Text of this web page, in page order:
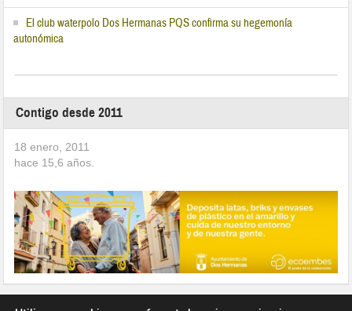
El club waterpolo Dos Hermanas PQS confirma su hegemonía
autonómica
Contigo desde 2011
18 enero, 2011
hace 15,6 años.